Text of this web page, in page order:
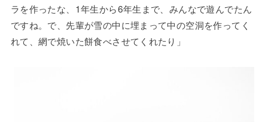
ラを作ったな、1年生から6年生まで、みんなで遊んでたん
ですね。で、先輩が雪の中に埋まって中の空洞を作ってく
れて、網で焼いた餅食べさせてくれたり」